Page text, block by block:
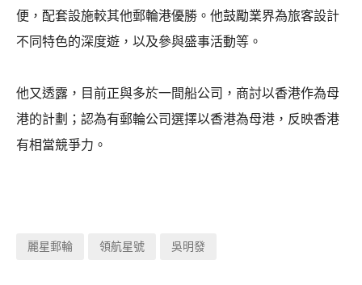
便，配套設施較其他郵輪港優勝。他鼓勵業界為旅客設計
不同特色的深度遊，以及參與盛事活動等。
他又透露，目前正與多於一間船公司，商討以香港作為母
港的計劃；認為有郵輪公司選擇以香港為母港，反映香港
有相當競爭力。
麗星郵輪 領航星號 吳明發